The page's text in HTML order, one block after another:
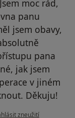
moc rád,
panu
jsem obavy,
pana
jak jsem
v jiném
Děkuju!
názoru uživatele Váš
zneužití